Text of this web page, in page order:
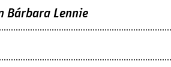
Bárbara Lennie